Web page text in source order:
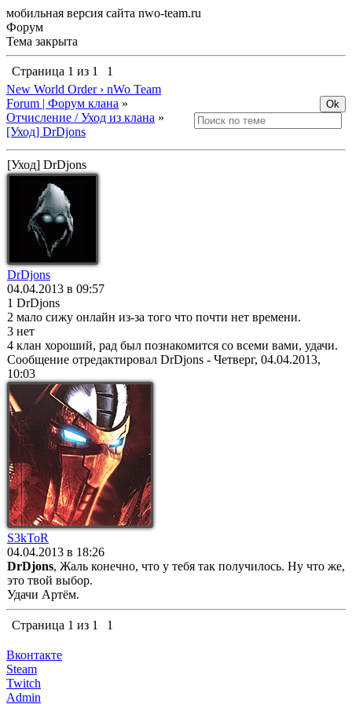
мобильная версия сайта nwo-team.ru
Форум
Тема закрыта
Страница 1 из 1
1
New World Order › nWo Team
Forum | Форум клана »
Отчисление / Уход из клана »
[Уход] DrDjons
[Уход] DrDjons
DrDjons
04.04.2013 в 09:57
1 DrDjons
2 мало сижу онлайн из-за того что почти нет времени.
3 нет
4 клан хороший, рад был познакомится со всеми вами, удачи.
Сообщение отредактировал DrDjons - Четверг, 04.04.2013,
10:03
S3kToR
04.04.2013 в 18:26
DrDjons, Жаль конечно, что у тебя так получилось. Ну что же,
это твой выбор.
Удачи Артём.
Страница 1 из 1 1
Вконтакте
Steam
Twitch
Admin